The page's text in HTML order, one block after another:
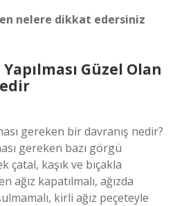
nelere dikkat edersiniz
Güzel Olan
gereken bir davranış nedir?
gereken bazı görgü
çatal, kaşık ve bıçakla
ağız kapatılmalı, ağızda
kirli ağız peçeteyle